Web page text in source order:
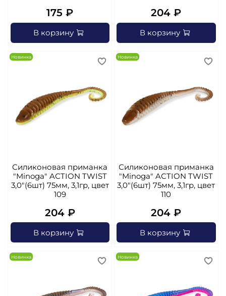
175 ₽
В корзину
204 ₽
В корзину
Новинка
Силиконовая приманка
"Minoga" AСTION TWIST
3,0"(6шт) 75мм, 3,1гр, цвет
109
204 ₽
В корзину
Новинка
Силиконовая приманка
"Minoga" AСTION TWIST
3,0"(6шт) 75мм, 3,1гр, цвет
110
204 ₽
В корзину
Новинка Новинка